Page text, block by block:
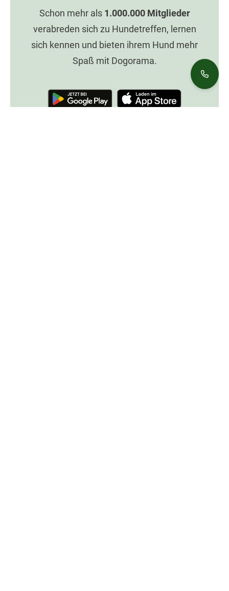
Schon mehr als 1.000.000Mitglieder
verabreden sich zu Hundetreffen, lernen
sich kennen und bieten ihrem Hund mehr
Spaß mit Dogorama.